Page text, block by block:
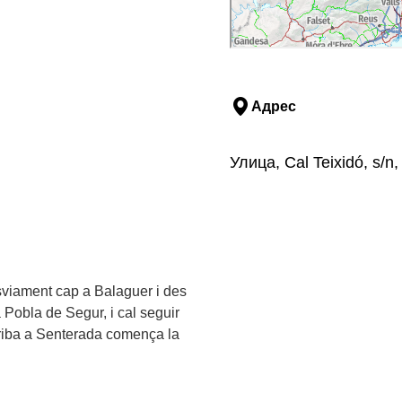
Адрес
Улица, Cal Teixidó, s/
cap a Balaguer i des
Pobla de Segur, i cal seguir
a Senterada comença la